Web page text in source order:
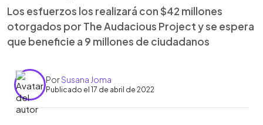
Los esfuerzos los realizará con $42 millones
otorgados por The Audacious Project y se espera
que beneficie a 9 millones de ciudadanos
PorSusana Joma
Publicado el 17 de abril de 2022